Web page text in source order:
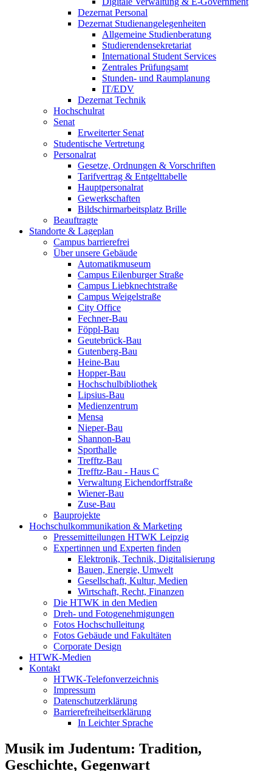
Dezernat Personal
Dezernat Studienangelegenheiten
Allgemeine Studienberatung
Studierendensekretariat
International Student Services
Zentrales Prüfungsamt
Stunden- und Raumplanung
IT/EDV
Dezernat Technik
Hochschulrat
Senat
Erweiterter Senat
Studentische Vertretung
Personalrat
Gesetze, Ordnungen & Vorschriften
Tarifvertrag & Entgelttabelle
Hauptpersonalrat
Gewerkschaften
Bildschirmarbeitsplatz Brille
Beauftragte
Standorte & Lageplan
Campus barrierefrei
Über unsere Gebäude
Automatikmuseum
Campus Eilenburger Straße
Campus Liebknechtstraße
Campus Weigelstraße
City Office
Fechner-Bau
Föppl-Bau
Geutebrück-Bau
Gutenberg-Bau
Heine-Bau
Hopper-Bau
Hochschulbibliothek
Lipsius-Bau
Medienzentrum
Mensa
Nieper-Bau
Shannon-Bau
Sporthalle
Trefftz-Bau
Trefftz-Bau - Haus C
Verwaltung Eichendorffstraße
Wiener-Bau
Zuse-Bau
Bauprojekte
Hochschulkommunikation & Marketing
Pressemitteilungen HTWK Leipzig
Expertinnen und Experten finden
Elektronik, Technik, Digitalisierung
Bauen, Energie, Umwelt
Gesellschaft, Kultur, Medien
Wirtschaft, Recht, Finanzen
Die HTWK in den Medien
Dreh- und Fotogenehmigungen
Fotos Hochschulleitung
Fotos Gebäude und Fakultäten
Corporate Design
HTWK-Medien
Kontakt
HTWK-Telefonverzeichnis
Impressum
Datenschutzerklärung
Barrierefreiheitserklärung
In Leichter Sprache
Musik im Judentum: Tradition,
Geschichte, Gegenwart